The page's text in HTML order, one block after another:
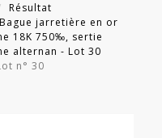
Résultat
Bague jarretière en or
18K 750‰, sertie
alternan - Lot 30
n° 30